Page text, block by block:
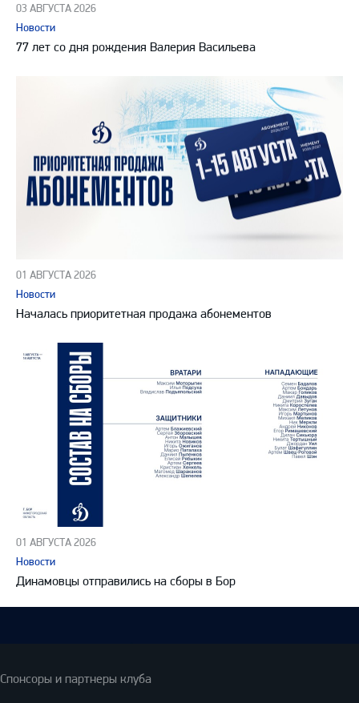
03 АВГУСТА 2026
Новости
77 лет со дня рождения Валерия Васильева
01 АВГУСТА 2026
Новости
Началась приоритетная продажа абонементов
01 АВГУСТА 2026
Новости
Динамовцы отправились на сборы в Бор
Спонсоры и партнеры клуба